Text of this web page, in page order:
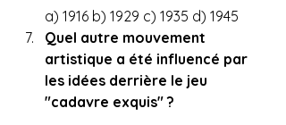
a) 1916 b) 1929 c) 1935 d) 1945
Quel autre mouvement
artistique a été influencé par
les idées derrière le jeu
"cadavre exquis" ?